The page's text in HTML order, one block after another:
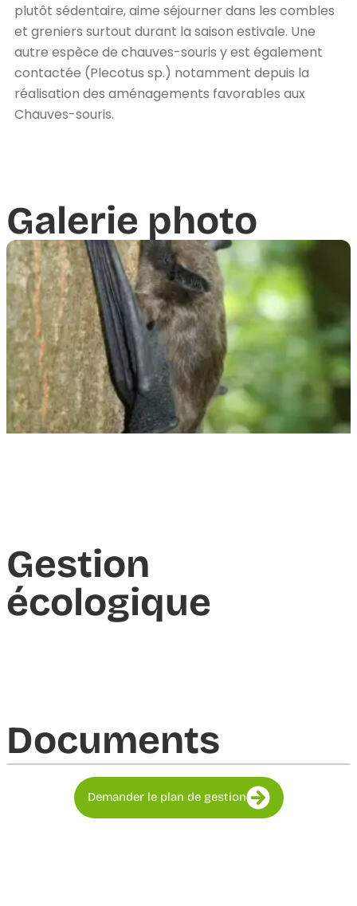
plutôt sédentaire, aime séjourner dans les combles
et greniers surtout durant la saison estivale. Une
autre espèce de chauves-souris y est également
contactée (Plecotus sp.) notamment depuis la
réalisation des aménagements favorables aux
Chauves-souris.
Galerie photo
Gestion
écologique
Documents​
Demander le plan de gestion